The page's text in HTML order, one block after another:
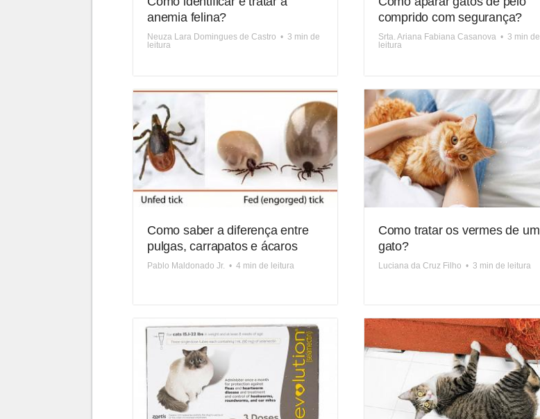
anemia felina?
Neuza Lara Domingues de Castro • 3 min de
leitura
comprido com segurança?
Srta. Ariana Fabiana Casanova • 3 min de
leitura
Como saber a diferença entre
pulgas, carrapatos e ácaros
Pablo Maldonado Jr. • 4 min de leitura
Como tratar os vermes de um
gato?
Luciana da Cruz Filho • 3 min de leitura